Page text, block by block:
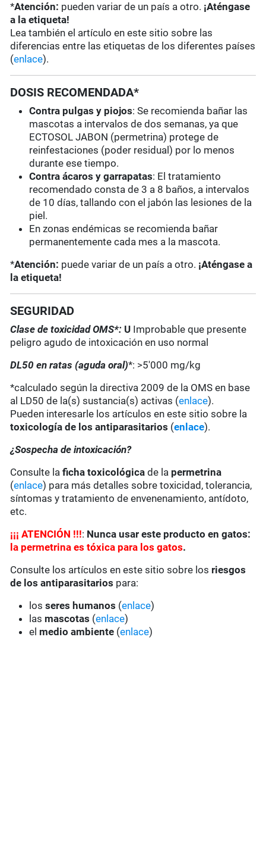
*Atención: pueden variar de un país a otro. ¡Aténgase
a la etiqueta!
Lea también el artículo en este sitio sobre las
diferencias entre las etiquetas de los diferentes países
(enlace).
DOSIS RECOMENDADA*
Contra pulgas y piojos: Se recomienda bañar las
mascotas a intervalos de dos semanas, ya que
ECTOSOL JABON (permetrina) protege de
reinfestaciones (poder residual) por lo menos
durante ese tiempo.
Contra ácaros y garrapatas: El tratamiento
recomendado consta de 3 a 8 baños, a intervalos
de 10 días, tallando con el jabón las lesiones de la
piel.
En zonas endémicas se recomienda bañar
permanentemente cada mes a la mascota.
*Atención: puede variar de un país a otro. ¡Aténgase a
la etiqueta!
SEGURIDAD
Clase de toxicidad OMS*: U Improbable que presente
peligro agudo de intoxicación en uso normal
DL50 en ratas (aguda oral)*: >5'000 mg/kg
*calculado según la directiva 2009 de la OMS en base
al LD50 de la(s) sustancia(s) activas (enlace).
Pueden interesarle los artículos en este sitio sobre la
toxicología de los antiparasitarios (enlace).
¿Sospecha de intoxicación?
Consulte laficha toxicológica de la permetrina
(enlace) para más detalles sobre toxicidad, tolerancia,
síntomas y tratamiento de envenenamiento, antídoto,
etc.
¡¡¡ATENCIÓN !!!: Nunca usar este producto en gatos:
la permetrina es tóxica para los gatos.
Consulte los artículos en este sitio sobre los riesgos
de los antiparasitarios para:
losseres humanos (enlace)
las mascotas (enlace)
el medio ambiente (enlace)